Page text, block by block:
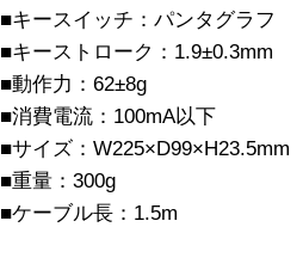
■キースイッチ：パンタグラフ
■キーストローク：1.9±0.3mm
■動作力：62±8g
■消費電流：100mA以下
■サイズ：W225×D99×H23.5mm
■重量：300g
■ケーブル長：1.5m